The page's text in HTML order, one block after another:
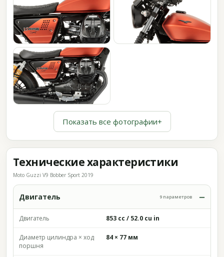
Показать все фотографии+
Технические характеристики
Moto Guzzi V9 Bobber Sport 2019
Двигатель 9 параметров
Двигатель 853 cc / 52.0 cu in
Диаметр цилиндра × ход
поршня
84 × 77 мм